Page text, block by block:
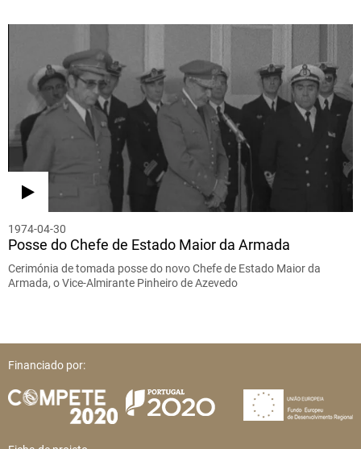
1974-04-30
Posse do Chefe de Estado Maior da Armada
Cerimónia de tomada posse do novo Chefe de Estado Maior da
Armada, o Vice-Almirante Pinheiro de Azevedo
Financiado por: